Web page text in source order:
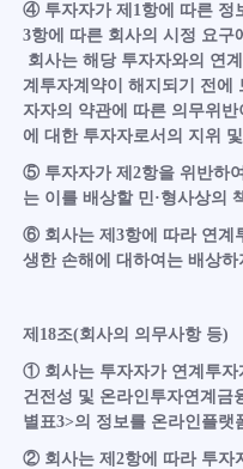
④ 투자자가 제1항에 따른 정
3항에 따른 회사의 시정 요
회사는 해당 투자자와의 연
계투자계약이 해지되기 전에
자자의 약관에 따른 의무위
에 대한 투자자로서의 지위
⑤ 투자자가 제2항을 위반하
는 이를 배상할 민·형사상의
⑥ 회사는 제3항에 따라 연계
생한 손해에 대하여는 배상하
제18조(회사의 의무사항 등)
① 회사는 투자자가 연계투자
건전성 및 온라인투자연계금
별표3>의 정보를 온라인플랫
② 회사는 제2항에 따라 투자